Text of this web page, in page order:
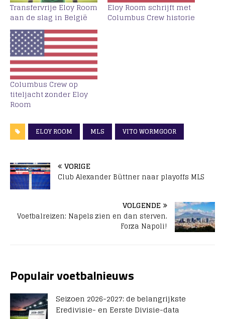
Transfervrije Eloy Room
aan de slag in België
Eloy Room schrijft met
Columbus Crew historie
Columbus Crew op
titeljacht zonder Eloy
Room
ELOY ROOM MLS VITO WORMGOOR
VORIGE
Club Alexander Büttner naar playoffs MLS
VOLGENDE
Voetbalreizen: Napels zien en dan sterven.
Forza Napoli!
Populair voetbalnieuws
Seizoen 2026-2027: de belangrijkste
Eredivisie- en Eerste Divisie-data